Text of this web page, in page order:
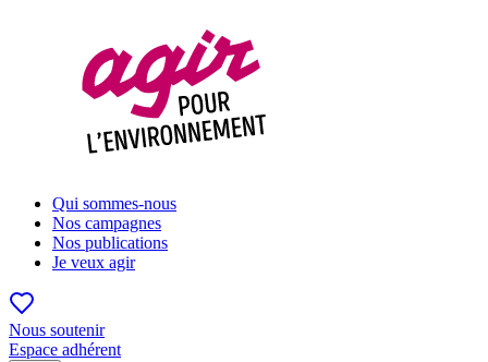
Qui sommes-nous
Nos campagnes
Nos publications
Je veux agir
Nous soutenir
Espace adhérent